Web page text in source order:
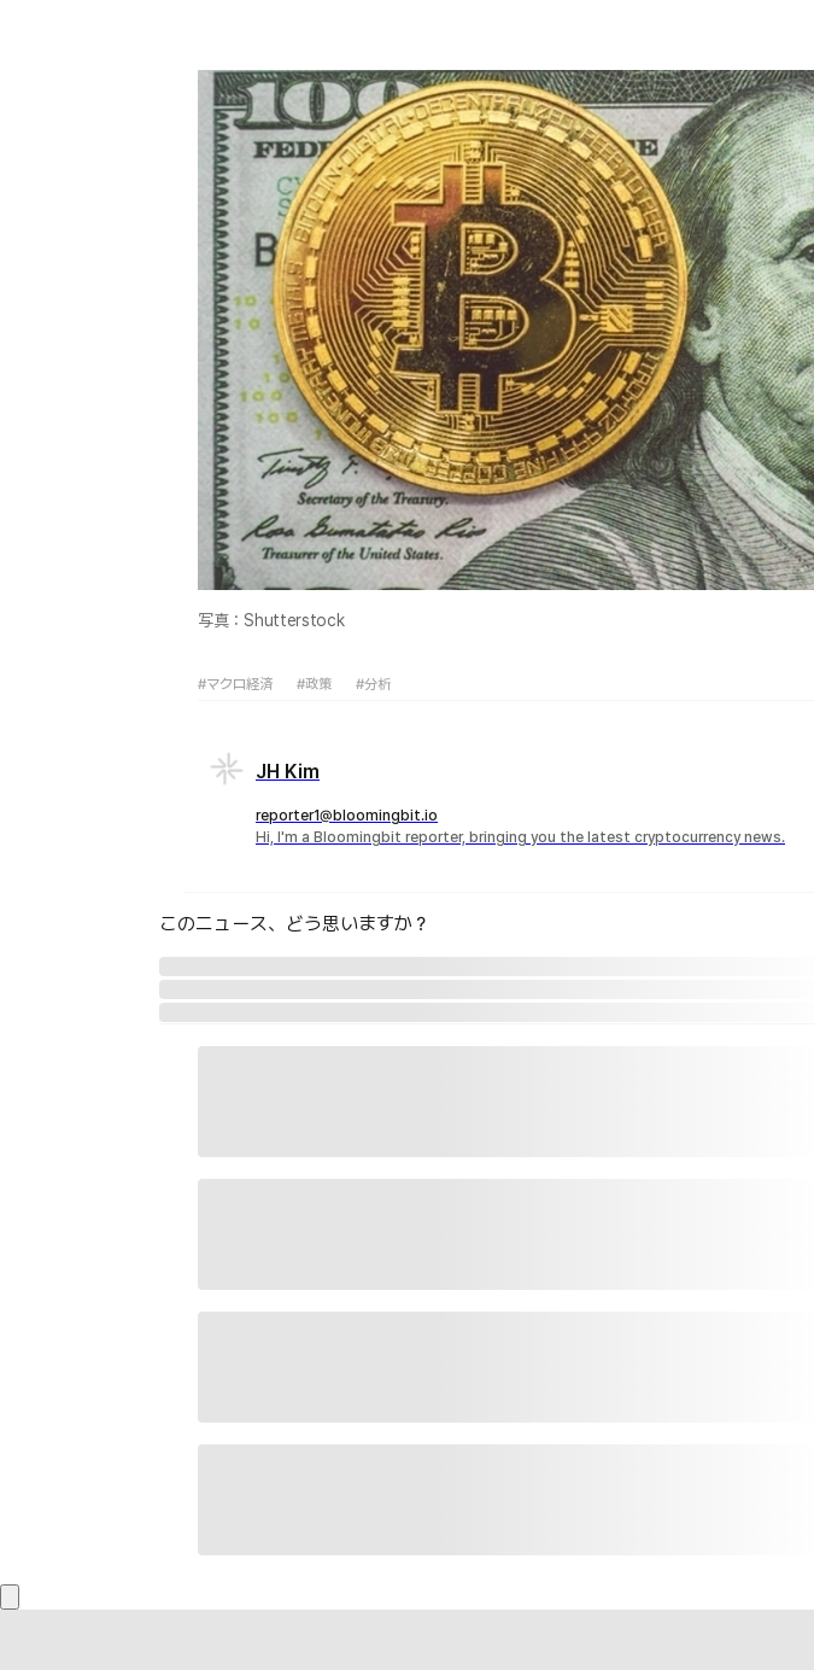
写真：Shutterstock
#マクロ経済 #政策 #分析
JH Kim
reporter1@bloomingbit.io
Hi, I'm a Bloomingbit reporter, bringing you the latest cryptocurrency news.
このニュース、どう思いますか？